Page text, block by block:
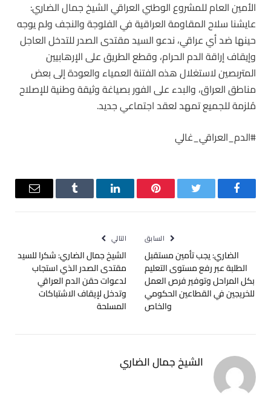
الأمين العام للمشروع الوطني العراقي الشيخ جمال الضاري:
عايشنا سلاح المقاومة العراقية في الفلوجة والنجف ولم يوجه
حينها ضد أي عراقي، ندعو السيد مقتدى الصدر للتدخل العاجل
وإيقاف إراقة الدم الحرام، وقطع الطريق على الإرهابيين
المتربصين لاستغلال هذه الفتنة العمياء والعودة إلى بعض
مناطق ‫العراق‬، والبدء على الفور بصياغة وثيقة وطنية للإصلاح
مُلزمة للجميع تمهد لعقد اجتماعي جديد.
‫#الدم_العراقي_غالي
فيسبوك تويتر بينتيريستلينكدإن Tumblr
البريد
السابق
الضاري: يجب تأمين مستقبل
الطلبة عبر رفع مستوى التعليم
بكل المراحل وتوفير فرص العمل
للخريجين في القطاعين الحكومي
والخاص
التالي
الشيخ جمال الضاري: شكرا للسيد
‫مقتدى الصدر‬ الذي استجاب
لدعوات حقن الدم العراقي
وتدخل لإيقاف الاشتباكات
المسلحة
الشيخ جمال الضاري